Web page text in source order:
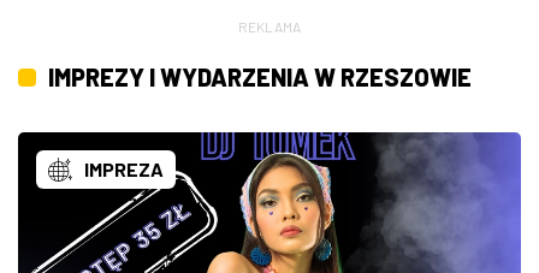
IMPREZY
ROZRYWKA
W KINACH
REKLAMA
IMPREZY I WYDARZENIA W RZESZOWIE
IMPREZA